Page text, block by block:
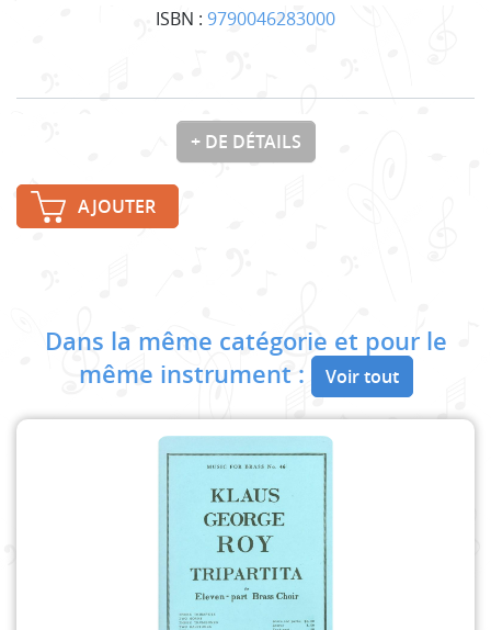
ISBN : 9790046283000
+ DE DÉTAILS
AJOUTER
Dans la même catégorie et pour le
même instrument :
Voir tout